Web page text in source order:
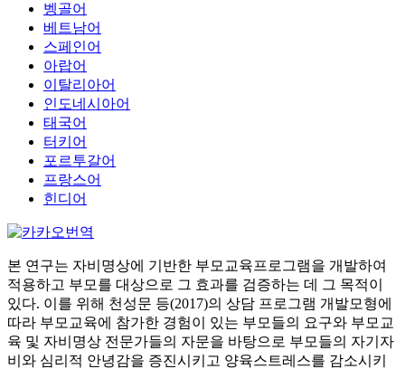
벵골어
베트남어
스페인어
아랍어
이탈리아어
인도네시아어
태국어
터키어
포르투갈어
프랑스어
힌디어
본 연구는 자비명상에 기반한 부모교육프로그램을 개발하여
적용하고 부모를 대상으로 그 효과를 검증하는 데 그 목적이
있다. 이를 위해 천성문 등(2017)의 상담 프로그램 개발모형에
따라 부모교육에 참가한 경험이 있는 부모들의 요구와 부모교
육 및 자비명상 전문가들의 자문을 바탕으로 부모들의 자기자
비와 심리적 안녕감을 증진시키고 양육스트레스를 감소시키